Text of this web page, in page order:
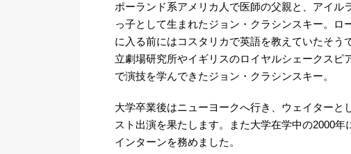
ポーランド系アメリカ人で医師の父親と、アイ
っ子として生まれたジョン・クラシンスキー。
に入る前にはコスタリカで英語を教えていたそ
立劇場研究所やイギリスのロイヤルシェークス
で演技を学んできたジョン・クラシンスキー。
大学卒業後はニューヨークへ行き、ウェイター
スト出演を果たします。また大学在学中の2000
インターンを務めました。